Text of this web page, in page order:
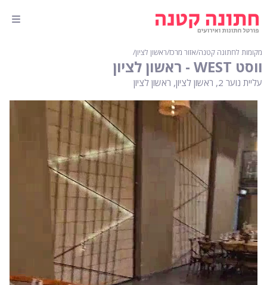
מקומות לחתונה קטנה∕אזור מרכז∕ראשון לציון∕
ווסט WEST - ראשון לציון
עליית נוער 2, ראשון לציון, ראשון לציון